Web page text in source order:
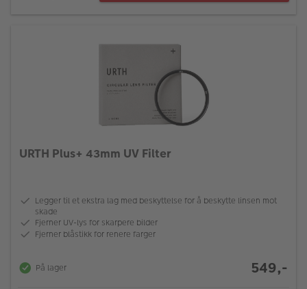
URTH Plus+ 43mm UV Filter
Legger til et ekstra lag med beskyttelse for å beskytte linsen mot
skade
Fjerner UV-lys for skarpere bilder
Fjerner blåstikk for renere farger
På lager 549,-